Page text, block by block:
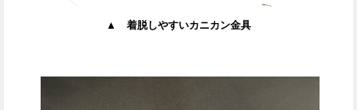
▲ 着脱しやすいカニカン金具